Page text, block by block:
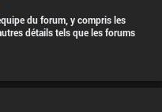
du forum, y compris les
détails tels que les forums